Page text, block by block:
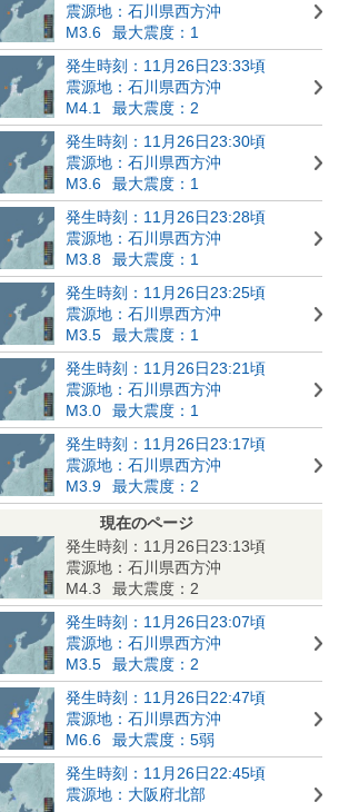
震源地：石川県西方沖
M3.6
最大震度：1
発生時刻：11月26日23:33頃
震源地：石川県西方沖
M4.1
最大震度：2
発生時刻：11月26日23:30頃
震源地：石川県西方沖
M3.6
最大震度：1
発生時刻：11月26日23:28頃
震源地：石川県西方沖
M3.8
最大震度：1
発生時刻：11月26日23:25頃
震源地：石川県西方沖
M3.5
最大震度：1
発生時刻：11月26日23:21頃
震源地：石川県西方沖
M3.0
最大震度：1
発生時刻：11月26日23:17頃
震源地：石川県西方沖
M3.9
最大震度：2
現在のページ
発生時刻：11月26日23:13頃
震源地：石川県西方沖
M4.3
最大震度：2
発生時刻：11月26日23:07頃
震源地：石川県西方沖
M3.5
最大震度：2
発生時刻：11月26日22:47頃
震源地：石川県西方沖
M6.6
最大震度：5弱
発生時刻：11月26日22:45頃
震源地：大阪府北部